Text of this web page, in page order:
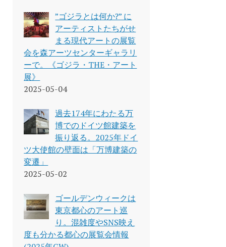
”ゴジラとは何か?” に
アーティストたちがせ
まる現代アートの展覧
会を森アーツセンターギャラリ
ーで。《ゴジラ・THE・アート
展》
2025-05-04
過去174年にわたる万
博でのドイツ館建築を
振り返る。2025年ドイ
ツ大使館の壁面は「万博建築の
変遷」
2025-05-02
ゴールデンウィークは
東京都心のアート巡
り。混雑度やSNS映え
度も分かる都心の展覧会情報